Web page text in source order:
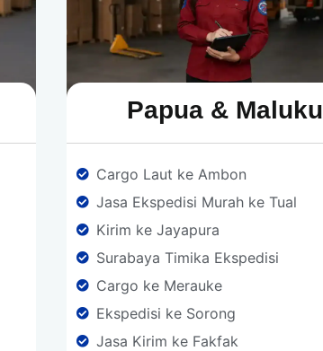
Papua & Maluku
Cargo Laut ke Ambon
Jasa Ekspedisi Murah ke Tual
Kirim ke Jayapura
Surabaya Timika Ekspedisi
Cargo ke Merauke
Ekspedisi ke Sorong
Jasa Kirim ke Fakfak